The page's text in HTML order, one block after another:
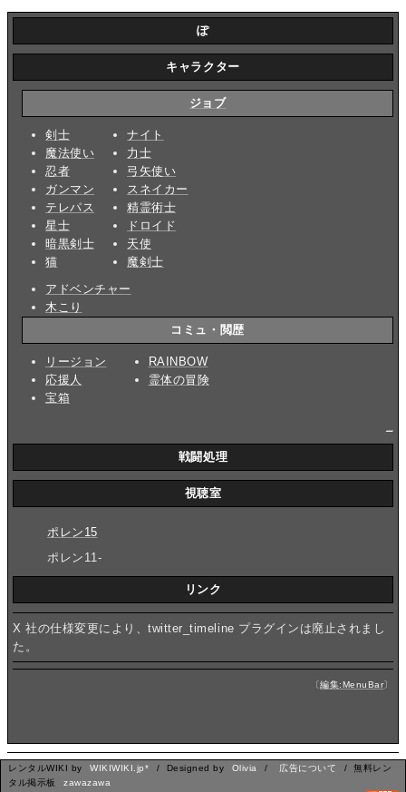
ぽ
キャラクター
ジョブ
剣士
魔法使い
忍者
ガンマン
テレパス
星士
暗黒剣士
猫
ナイト
力士
弓矢使い
スネイカー
精霊術士
ドロイド
天使
魔剣士
アドベンチャー
木こり
コミュ・閲歴
リージョン
応援人
宝箱
RAINBOW
霊体の冒険
戦闘処理
視聴室
ポレン15
ポレン11-
リンク
X 社の仕様変更により、twitter_timeline プラグインは廃止されまし
た。
〔編集:MenuBar〕
レンタルWIKI by WIKIWIKI.jp* / Designed by Olivia / 広告について
/ 無料レン
タル掲示板
zawazawa